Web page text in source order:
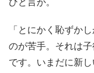
「とにかく恥ずか
のが苦手。それは
です。いまだに新